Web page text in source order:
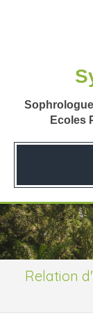
Ecoles
Relation